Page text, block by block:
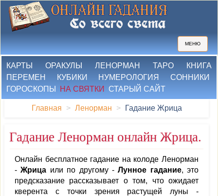
МЕНЮ
КАРТЫ ОРАКУЛЫ ЛЕНОРМАН ТАРО
КНИГА
ПЕРЕМЕН
КУБИКИ НУМЕРОЛОГИЯ
СОННИКИ
ГОРОСКОПЫ
НА СВЯТКИ СТАРЫЙ САЙТ
Главная Ленорман Гадание Жрица
Гадание Ленорман онлайн Жрица.
Онлайн бесплатное гадание на колоде Ленорман
- Жрица или по другому -Лунное гадание, это
предсказание рассказывает о том, что ожидает
кверента с точки зрения растущей луны -